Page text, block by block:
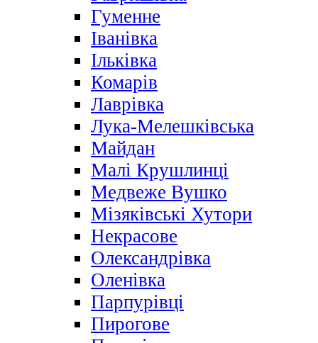
Гуменне
Іванівка
Ільківка
Комарів
Лаврівка
Лука-Мелешківська
Майдан
Малі Крушлинці
Медвеже Вушко
Мізяківські Хутори
Некрасове
Олександрівка
Оленівка
Парпурівці
Пирогове